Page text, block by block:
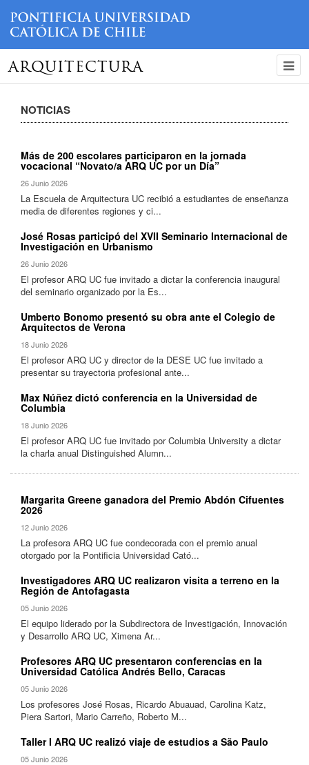
ARQUITECTURA
NOTICIAS
Más de 200 escolares participaron en la jornada
vocacional “Novato/a ARQ UC por un Día”
26 Junio 2026
La Escuela de Arquitectura UC recibió a estudiantes de enseñanza
media de diferentes regiones y ci...
José Rosas participó del XVII Seminario Internacional de
Investigación en Urbanismo
26 Junio 2026
El profesor ARQ UC fue invitado a dictar la conferencia inaugural
del seminario organizado por la Es...
Umberto Bonomo presentó su obra ante el Colegio de
Arquitectos de Verona
18 Junio 2026
El profesor ARQ UC y director de la DESE UC fue invitado a
presentar su trayectoria profesional ante...
Max Núñez dictó conferencia en la Universidad de
Columbia
18 Junio 2026
El profesor ARQ UC fue invitado por Columbia University a dictar
la charla anual Distinguished Alumn...
Margarita Greene ganadora del Premio Abdón Cifuentes
2026
12 Junio 2026
La profesora ARQ UC fue condecorada con el premio anual
otorgado por la Pontificia Universidad Cató...
Investigadores ARQ UC realizaron visita a terreno en la
Región de Antofagasta
05 Junio 2026
El equipo liderado por la Subdirectora de Investigación, Innovación
y Desarrollo ARQ UC, Ximena Ar...
Profesores ARQ UC presentaron conferencias en la
Universidad Católica Andrés Bello, Caracas
05 Junio 2026
Los profesores José Rosas, Ricardo Abuauad, Carolina Katz,
Piera Sartori, Mario Carreño, Roberto M...
Taller I ARQ UC realizó viaje de estudios a São Paulo
05 Junio 2026